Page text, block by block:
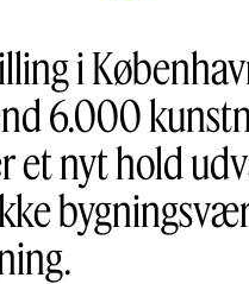
i
6.000
et nyt hold